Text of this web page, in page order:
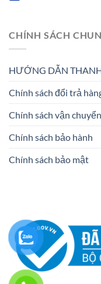
CHÍNH SÁCH
HƯỚNG DẪN
Chính sách đổi trả
Chính sách vận chuyển
Chính sách bảo hành
Chính sách bảo mật